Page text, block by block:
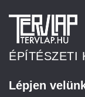
ÉPÍTÉSZETI
Lépjen